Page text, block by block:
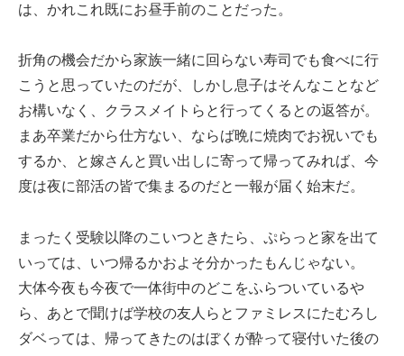
は、かれこれ既にお昼手前のことだった。
折角の機会だから家族一緒に回らない寿司でも食べに行
こうと思っていたのだが、しかし息子はそんなことなど
お構いなく、クラスメイトらと行ってくるとの返答が。
まあ卒業だから仕方ない、ならば晩に焼肉でお祝いでも
するか、と嫁さんと買い出しに寄って帰ってみれば、今
度は夜に部活の皆で集まるのだと一報が届く始末だ。
まったく受験以降のこいつときたら、ぷらっと家を出て
いっては、いつ帰るかおよそ分かったもんじゃない。
大体今夜も今夜で一体街中のどこをふらついているや
ら、あとで聞けば学校の友人らとファミレスにたむろし
ダベっては、帰ってきたのはぼくが酔って寝付いた後の